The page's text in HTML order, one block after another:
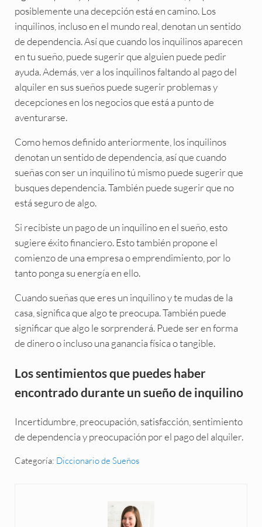
posiblemente una decepción está en camino. Los
inquilinos, incluso en el mundo real, denotan un sentido
de dependencia. Así que cuando los inquilinos aparecen
en tu sueño, puede sugerir que alguien puede pedir
ayuda. Además, ver a los inquilinos faltando al pago del
alquiler en sus sueños puede sugerir problemas y
decepciones en los negocios que está a punto de
aventurarse.
Como hemos definido anteriormente, los inquilinos
denotan un sentido de dependencia, así que cuando
sueñas con ser un inquilino tú mismo puede sugerir que
busques dependencia. También puede sugerir que no
está seguro de algo.
Si recibiste un pago de un inquilino en el sueño, esto
sugiere éxito financiero. Esto también propone el
comienzo de una empresa o emprendimiento, por lo
tanto ponga su energía en ello.
Cuando sueñas que eres un inquilino y te mudas de la
casa, significa que algo te preocupa. También puede
significar que algo le sorprenderá. Puede ser en forma
de dinero o incluso una ganancia física o tangible.
Los sentimientos que puedes haber
encontrado durante un sueño de inquilino
Incertidumbre, preocupación, satisfacción, sentimiento
de dependencia y preocupación por el pago del alquiler.
Categoría: Diccionario de Sueños